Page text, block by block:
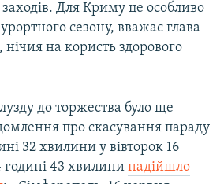
Для Криму це особливо
сезону, вважає глава
на користь здорового
до торжества було ще
про скасування параду
32 хвилини у вівторок 16
годині 43 хвилини надійшло